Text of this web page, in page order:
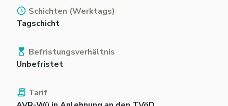
Schichten (Werktags)
Tagschicht
Befristungsverhältnis
Unbefristet
Tarif